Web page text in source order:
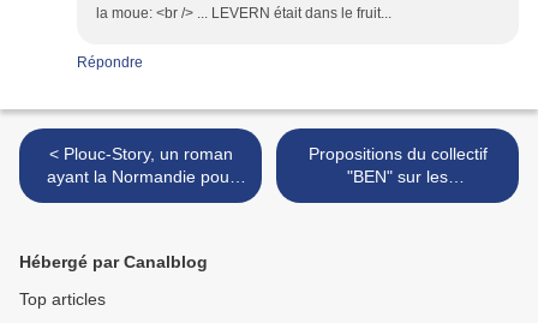
la moue: <br /> ... LEVERN était dans le fruit...
Répondre
< Plouc-Story, un roman
ayant la Normandie pour
cadre
Propositions du collectif
"BEN" sur les
redécoupages territoriaux
Hébergé par Canalblog
Top articles